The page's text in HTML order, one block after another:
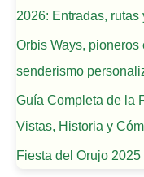
2026: Entradas, rutas
Orbis Ways,
senderismo
Guía Completa de la
Vistas, Historia y
Fiesta del Orujo